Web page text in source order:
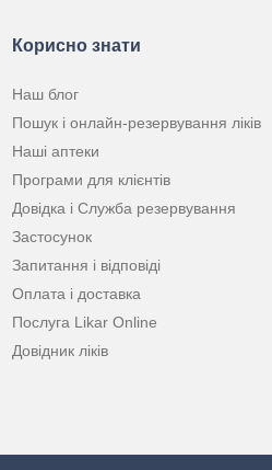
Корисно знати
Наш блог
Пошук і онлайн-резервування ліків
Наші аптеки
Програми для клієнтів
Довідка і Служба резервування
Застосунок
Запитання і відповіді
Оплата і доставка
Послуга Likar Online
Довідник ліків